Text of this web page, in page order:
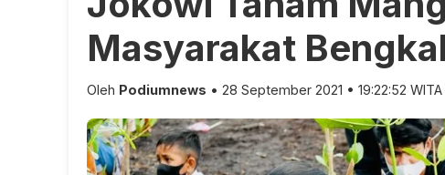
Masyarakat
Oleh Podiumnews • 28 September 2021 • 19:22:52 WITA